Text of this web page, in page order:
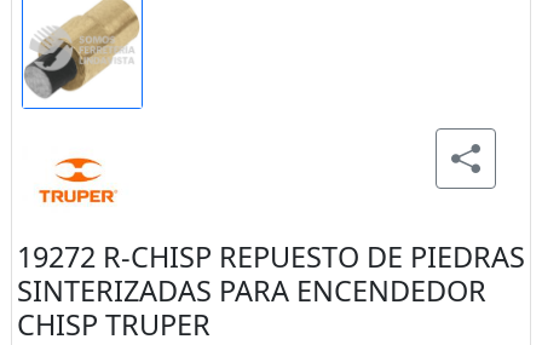
19272 R-CHISP REPUESTO DE PIEDRAS
SINTERIZADAS PARA ENCENDEDOR
CHISP TRUPER